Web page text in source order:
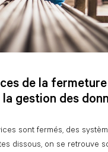
de la
la gestion des
sont fermés, des
dissous, on se retrouve